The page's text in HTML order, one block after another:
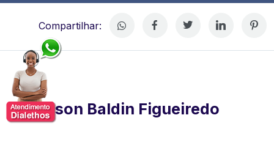
Compartilhar:
Anderson Baldin Figueiredo